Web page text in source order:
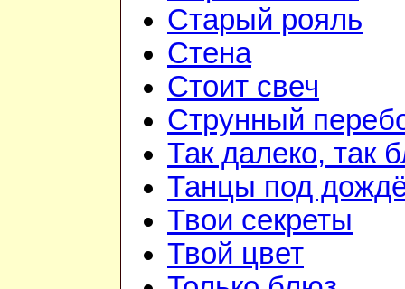
Старый рояль
Стена
Стоит свеч
Струнный
Так далеко, так
Танцы под
Твои секреты
Твой цвет